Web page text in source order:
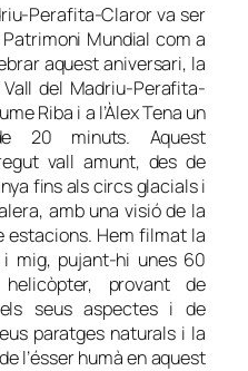
Perafita-Claror va ser
Mundial com a
aquest aniversari, la
del Madriu-Perafita-
Riba i a l’Àlex Tena un
20 minuts. Aquest
vall amunt, des de
fins als circs glacials i
amb una visió de la
estacions. Hem filmat la
i mig, pujant-hi unes 60
provant de
seus aspectes i de
paratges naturals i la
l’ésser humà en aquest